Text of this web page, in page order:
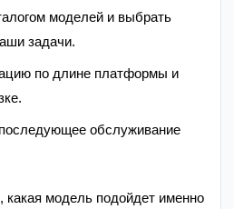
моделей и выбрать
задачи.
по длине платформы и
обслуживание
какая модель подойдет именно